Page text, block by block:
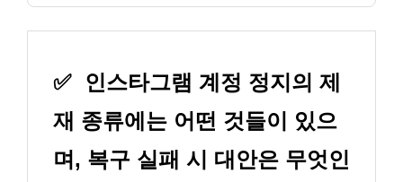
✅
인스타그램 계정 정지의 제
재 종류에는 어떤 것들이 있으
며, 복구 실패 시 대안은 무엇인